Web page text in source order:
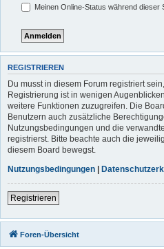
Meinen Online-Status während dieser
REGISTRIEREN
Du musst in diesem Forum registriert
Registrierung ist in wenigen
weitere Funktionen zuzugreifen. Die
Benutzern auch zusätzliche
Nutzungsbedingungen und die
registrierst. Bitte beachte auch die
diesem Board bewegst.
Nutzungsbedingungen |
Registrieren
Foren-Übersicht